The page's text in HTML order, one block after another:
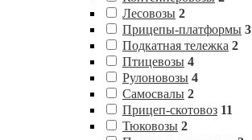
Лесовозы 2
Прицепы-платформы 3
Подкатная тележка 2
Птицевозы 4
Рулоновозы 4
Самосвалы 2
Прицеп-скотовоз 11
Тюковозы 2